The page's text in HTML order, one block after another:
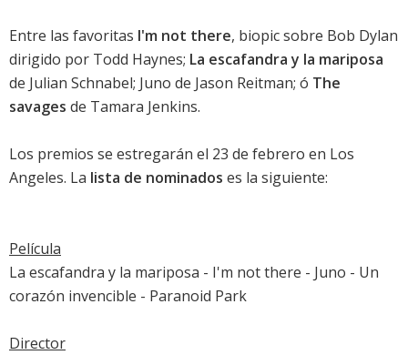
Entre las favoritas I'm not there, biopic sobre Bob Dylan
dirigido por Todd Haynes; La escafandra y la mariposa
de Julian Schnabel; Juno de Jason Reitman; ó The
savages de Tamara Jenkins.
Los premios se estregarán el 23 de febrero en Los
Angeles. La lista de nominados es la siguiente:
Película
La escafandra y la mariposa - I'm not there - Juno - Un
corazón invencible - Paranoid Park
Director